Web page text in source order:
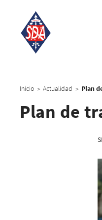
Inicio > Actualidad >
Plan de